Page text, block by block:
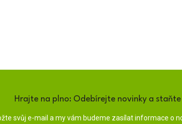
Hrajte na plno: Odebírejte novinky a
svůj e-mail a my vám budeme zasílat informace o